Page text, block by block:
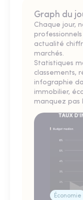
Graph du
Chaque jour,
actualité
marchés.
Statistiques
classements,
infographie
immobilier,
manquez pas
Économie